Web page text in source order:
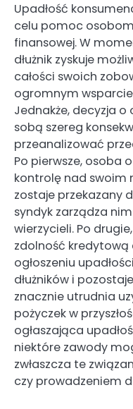
Upadłość
celu pomoc
finansowej. W
dłużnik zyskuje
całości swoich
ogromnym
Jednakże, decyzja o
sobą szereg
przeanalizować
Po pierwsze, osoba
kontrolę nad swoim
zostaje przekazany
syndyk zarządza
wierzycieli. Po
zdolność kredytową
ogłoszeniu
dłużników i
znacznie utrudnia
pożyczek w
ogłaszająca
niektóre zawody
zwłaszcza te
czy prowadzeniem